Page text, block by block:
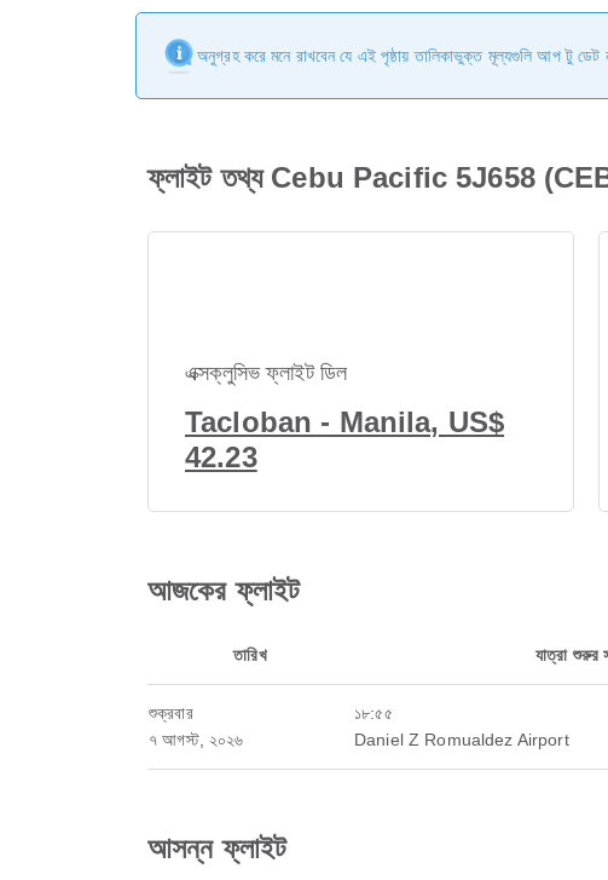
অনুগ্রহ করে মনে রাখবেন যে এই পৃষ্ঠায় তালিকাভুক্ত মূল্যগুলি আপ টু ডেট
ফ্লাইট তথ্য Cebu Pacific 5J658
এক্সক্লুসিভ ফ্লাইট ডিল
Tacloban - Manila, US$
42.23
আজকের ফ্লাইট
তারিখ যাত্রা শুরুর
শুক্রবার
৭ আগস্ট, ২০২৬
১৮:৫৫
Daniel Z Romualdez Airport
আসন্ন ফ্লাইট